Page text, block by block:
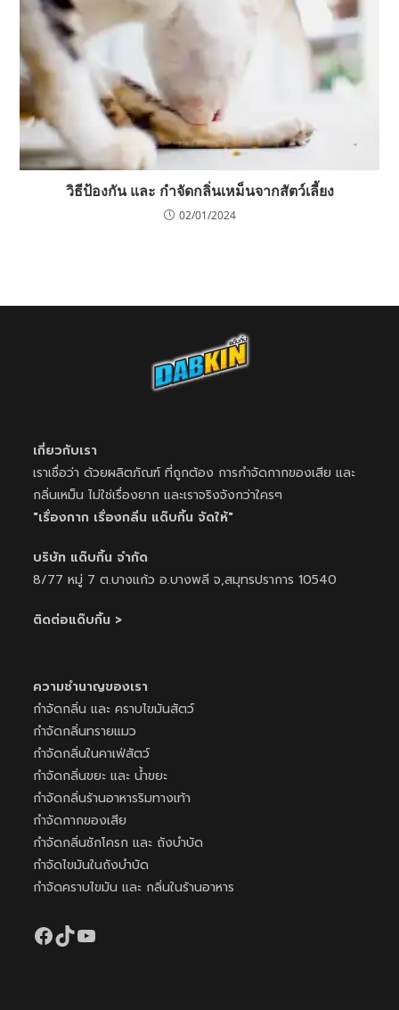
วิธีป้องกัน และ กำจัดกลิ่นเหม็นจากสัตว์เลี้ยง
02/01/2024
เกี่ยวกับเรา
เราเชื่อว่า ด้วยผลิตภัณฑ์ ที่ถูกต้อง การกำจัดกากของเสีย และ
กลิ่นเหม็น ไม่ใช่เรื่องยาก และเราจริงจังกว่าใครๆ
"เรื่องกาก เรื่องกลิ่น แด๊บกิ้น จัดให้"
บริษัท แด๊บกิ้น จำกัด
8/77 หมู่ 7 ต.บางแก้ว อ.บางพลี จ,สมุทรปราการ 10540
ติดต่อแด๊บกิ้น >
ความชำนาญของเรา
กำจัดกลิ่น และ คราบไขมันสัตว์
กำจัดกลิ่นทรายแมว
กำจัดกลิ่นในคาเฟ่สัตว์
กำจัดกลิ่นขยะ และ น้ำขยะ
กำจัดกลิ่นร้านอาหารริมทางเท้า
กำจัดกากของเสีย
กำจัดกลิ่นชักโครก และ ถังบำบัด
กำจัดไขมันในถังบำบัด
กำจัดคราบไขมัน และ กลิ่นในร้านอาหาร
Facebook
TikTokYouTube